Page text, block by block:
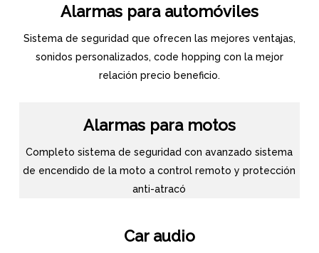
Alarmas para automóviles
Sistema de seguridad que ofrecen las mejores ventajas,
sonidos personalizados, code hopping con la mejor
relación precio beneficio.
Alarmas para motos
Completo sistema de seguridad con avanzado sistema
de encendido de la moto a control remoto y protección
anti-atracó
Car audio